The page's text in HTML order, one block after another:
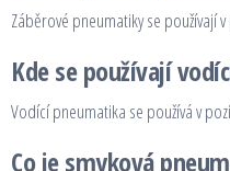
Záběrové pneumatiky se používají
Kde se používají
Vodící pneumatika se používá v
Co je smyková